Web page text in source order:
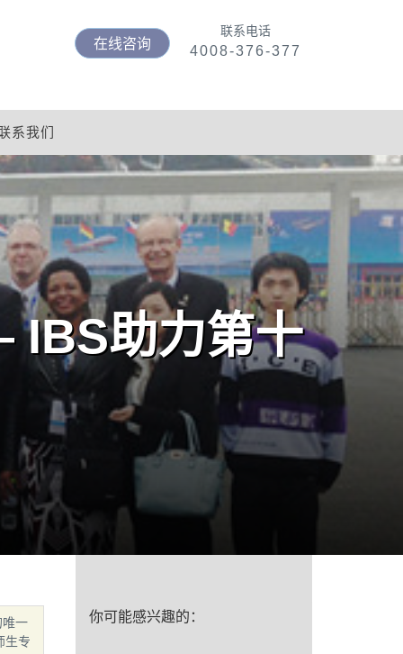
在线咨询
联系电话
4008-376-377
系我们
IBS助力第十
唯一
生专
你可能感兴趣的：